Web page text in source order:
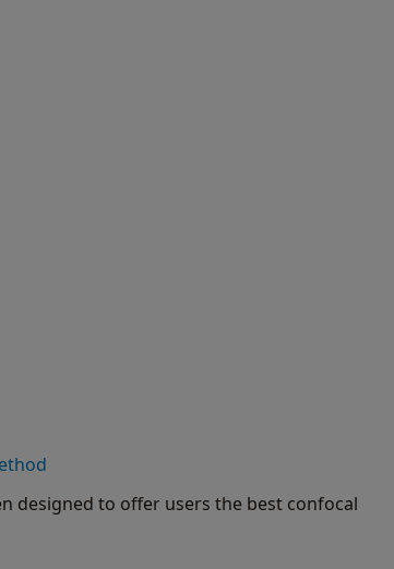
designed to offer users the best confocal